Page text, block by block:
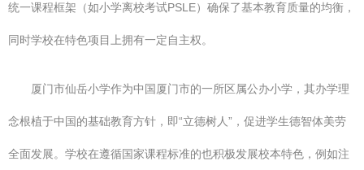
统一课程框架（如小学离校考试PSLE）确保了基本教育质量的均衡，
同时学校在特色项目上拥有一定自主权。
厦门市仙岳小学作为中国厦门市的一所区属公办小学，其办学理
念根植于中国的基础教育方针，即“立德树人”，促进学生德智体美劳
全面发展。学校在遵循国家课程标准的也积极发展校本特色，例如注